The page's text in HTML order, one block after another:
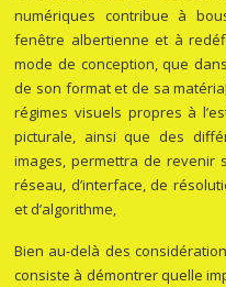
numériques contribue à
fenêtre albertienne et à
mode de conception, que
de son format et de sa
régimes visuels propres à
picturale, ainsi que des
images, permettra de revenir
réseau, d’interface, de
et d’algorithme,
Bien au-delà des
consiste à démontrer quelle